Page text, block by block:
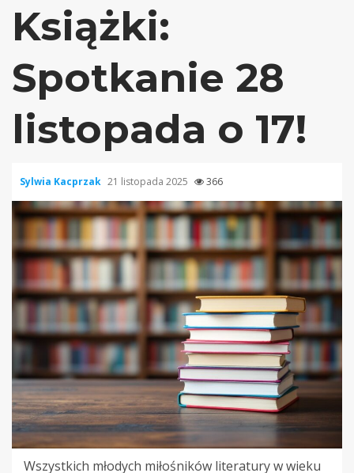
Książki:
Spotkanie 28
listopada o 17!
Sylwia Kacprzak 21 listopada 2025 366
Wszystkich młodych miłośników literatury w wieku